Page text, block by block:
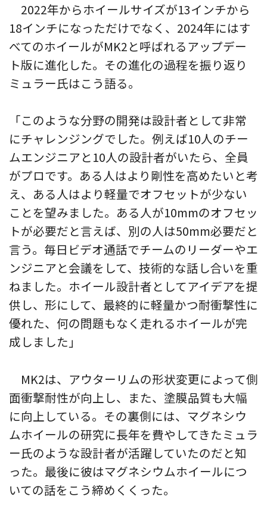
2022年からホイールサイズが13インチから
18インチになっただけでなく、2024年にはす
べてのホイールがMK2と呼ばれるアップデー
ト版に進化した。その進化の過程を振り返り
ミュラー氏はこう語る。
「このような分野の開発は設計者として非常
にチャレンジングでした。例えば10人のチー
ムエンジニアと10人の設計者がいたら、全員
がプロです。ある人はより剛性を高めたいと考
え、ある人はより軽量でオフセットが少ない
ことを望みました。ある人が10mmのオフセッ
トが必要だと言えば、別の人は50mm必要だと
言う。毎日ビデオ通話でチームのリーダーやエ
ンジニアと会議をして、技術的な話し合いを重
ねました。ホイール設計者としてアイデアを提
供し、形にして、最終的に軽量かつ耐衝撃性に
優れた、何の問題もなく走れるホイールが完
成しました」
MK2は、アウターリムの形状変更によって側
面衝撃耐性が向上し、また、塗膜品質も大幅
に向上している。その裏側には、マグネシウ
ムホイールの研究に長年を費やしてきたミュラ
ー氏のような設計者が活躍していたのだと知
った。最後に彼はマグネシウムホイールにつ
いての話をこう締めくくった。